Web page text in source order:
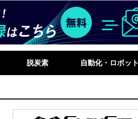
脱炭素 自動化・ロボット